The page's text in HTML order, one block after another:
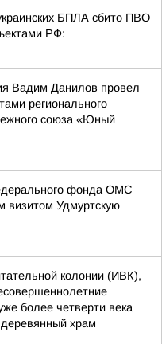
БПЛА сбито ПВО
РФ:
Вадим Данилов провел
регионального
союза «Юный
фонда ОМС
визитом Удмуртскую
колонии (ИВК),
более четверти века
храм